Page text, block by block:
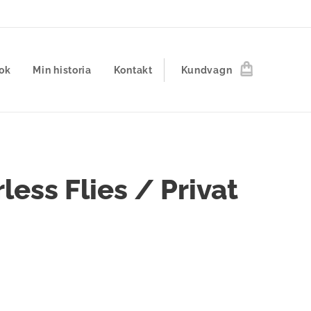
Min historia Kontakt Kundvagn
Flies / Privat